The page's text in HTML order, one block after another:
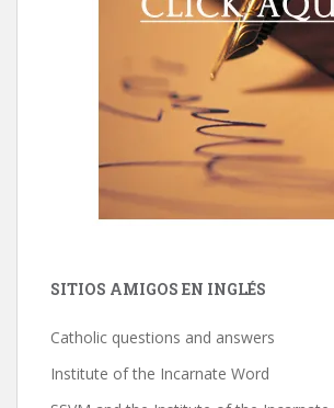
SITIOS AMIGOS EN INGLÉS
Catholic questions and answers
Institute of the Incarnate Word